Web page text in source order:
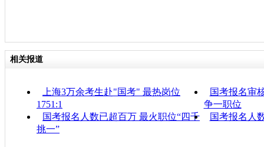
相关报道
上海3万余考生赴"国考" 最热岗位
1751:1
国考报名审
争一职位
国考报名人数已超百万 最火职位“四千
挑一”
国考报名人